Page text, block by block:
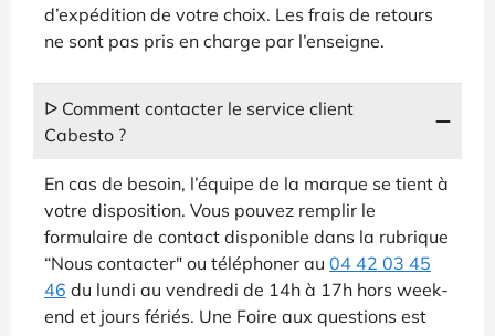
d’expédition de votre choix. Les frais de retours
ne sont pas pris en charge par l’enseigne.
ᐅ Comment contacter le service client
Cabesto ?
En cas de besoin, l’équipe de la marque se tient à
votre disposition. Vous pouvez remplir le
formulaire de contact disponible dans la rubrique
“Nous contacter" ou téléphoner au 04 42 03 45
46 du lundi au vendredi de 14h à 17h hors week-
end et jours fériés. Une Foire aux questions est